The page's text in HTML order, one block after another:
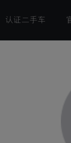
认证二手车